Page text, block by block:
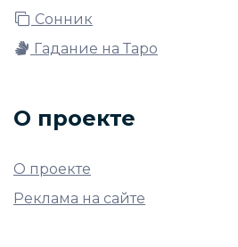
Сонник
Гадание на Таро
О проекте
О проекте
Реклама на сайте